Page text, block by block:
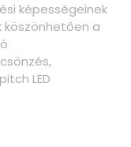
képességeinek
köszönhetően a
LED